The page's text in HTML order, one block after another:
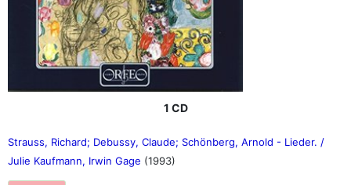
1 CD
Strauss, Richard; Debussy, Claude; Schönberg, Arnold - Lieder. /
Julie Kaufmann, Irwin Gage (1993)